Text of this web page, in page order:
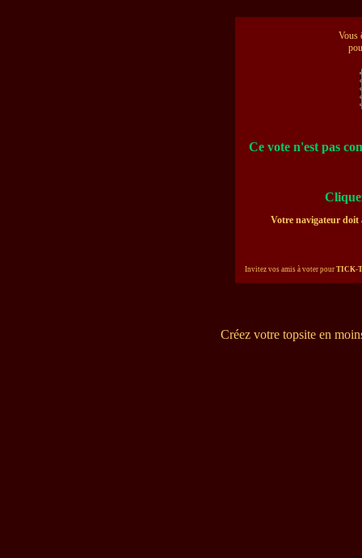
Vous
Ce vote n'est pas
Votre navigateur doit
Invitez vos amis à voter pour TICK-
Créez votre topsite en